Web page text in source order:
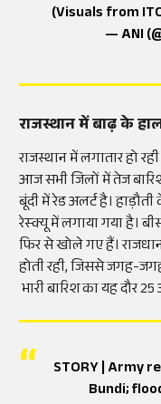
(Visuals from
— ANI
राजस्थान में बाढ़ के
राजस्थान में लगातार हो
आज सभी जिलों में तेज
बूंदी में रेड अलर्ट है।
रेस्क्यू में लगाया गया है।
फिर से खोले गए हैं।
होती रही, जिससे जगह-
भारी बारिश का यह दौर
STORY | Army
Bundi;